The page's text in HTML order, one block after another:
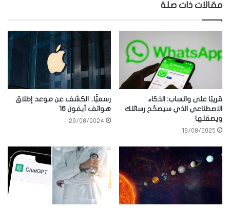
مقالات ذات صلة
قريبًا على واتساب: الذكاء
الاصطناعي الذي سيصحّح رسائلك
ويصقلها
19/08/2025
رسميًّا.. الكشف عن موعد إطلاق
هواتف آيفون 16
29/08/2024